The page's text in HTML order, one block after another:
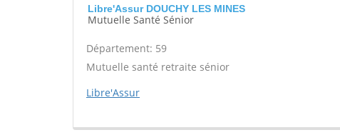
Libre'Assur DOUCHY LES MINES
Mutuelle Santé Sénior
Département: 59
Mutuelle santé retraite sénior
Libre'Assur